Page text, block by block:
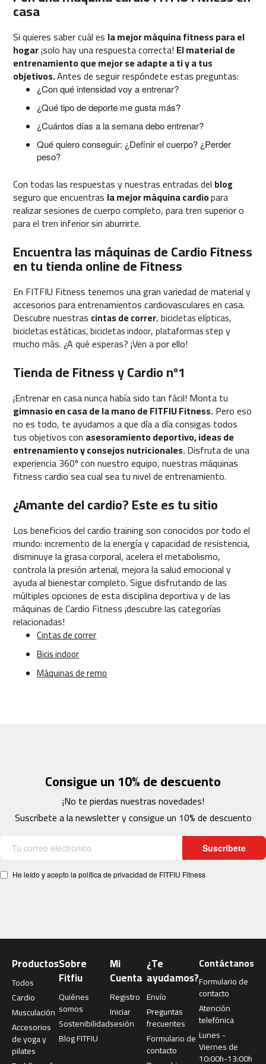
e
p
-
5
0
e
0
b
e
p
-
1
0
b
e
s
2
0
b
e
s
p
-
0
b
e
s
p
-
5
0
0
a
b
s
0
b
s
t
-
0
0
casa
Si quieres saber cuál es la mejor máquina fitness para el
hogar¡solo hay una respuesta correcta! El material de
entrenamiento que mejor se adapte a ti y a tus
objetivos.Antes de seguir respóndete estas preguntas:
¿Con qué intensidad voy a entrenar?
¿Qué tipo de deporte me gusta más?
¿Cuántos días a la semana debo entrenar?
Qué quiero conseguir: ¿Definir el cuerpo? ¿Perder
peso?
Con todas las respuestas y nuestras entradas del blog
seguro que encuentras la mejor máquina cardiopara
realizar sesiones de cuerpo completo, para tren superior o
para el tren inferior sin aburrirte.
Encuentra las máquinas de Cardio Fitness
en tu tienda online de Fitness
En FITFIU Fitness tenemos una gran variedad de material y
accesorios para entrenamientos cardiovasculares en casa.
Descubre nuestras cintas de correr,bicicletas elípticas,
bicicletas estáticas,bicicletas indoor,plataformas stepy
mucho más. ¿A qué esperas? ¡Ven a por ello!
Tienda de Fitness y Cardio nº1
¡Entrenar en casa nunca había sido tan fácil! Monta tu
gimnasio en casa de la mano de FITFIU Fitness.Pero eso
no es todo, te ayudamos a que día a día consigas todos
tus objetivos con asesoramiento deportivo, ideas de
entrenamiento y consejos nutricionales.Disfruta de una
experiencia 360º con nuestro equipo, nuestras máquinas
fitness cardio sea cual sea tu nivel de entrenamiento.
¿Amante del cardio? Este es tu sitio
Los beneficios del cardio training son conocidos por todo el
mundo: incremento de la energía y capacidad de resistencia,
disminuye la grasa corporal, acelera el metabolismo,
controla la presión arterial, mejora la salud emocional y
ayuda al bienestar completo. Sigue disfrutando de las
múltiples opciones de esta disciplina deportiva y de las
máquinas de Cardio Fitness ¡descubre las categorías
relacionadas!
Cintas de correr
Bicis indoor
Máquinas de remo
Consigue un 10% de descuento
¡No te pierdas nuestras novedades!
Suscríbete a la newsletter y consigue un 10% de descuento
Suscríbete
He leído y acepto la política de privacidad de FITFIU Fitness
Productos
Todos
Cardio
Musculación
Accesorios
de yoga y
pilates
Sobre
Fitfiu
Quiénes
somos
Sostenibilidad
Blog FITFIU
Mi
Cuenta
Registro
Iniciar
sesión
¿Te
ayudamos?
Envío
Preguntas
frecuentes
Formulario de
contacto
Contáctanos
Formulario de
contacto
Atención
telefónica
Lunes -
Viernes de
10:00h-13:00h